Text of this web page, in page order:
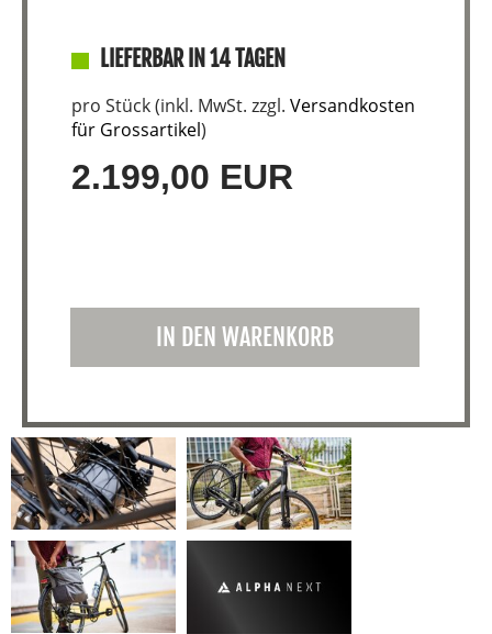
LIEFERBAR IN 14 TAGEN
pro Stück (inkl. MwSt. zzgl. Versandkosten
für Grossartikel)
2.199,00 EUR
IN DEN WARENKORB